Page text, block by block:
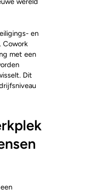
en
Cowork
met een
Dit